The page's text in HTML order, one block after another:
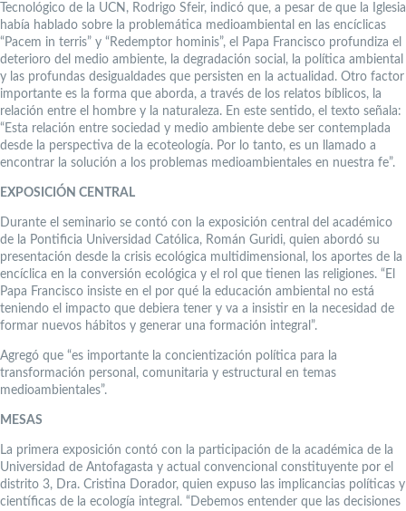
Tecnológico de la UCN, Rodrigo Sfeir, indicó que, a pesar de que la Iglesia
había hablado sobre la problemática medioambiental en las encíclicas
“Pacem in terris” y “Redemptor hominis”, el Papa Francisco profundiza el
deterioro del medio ambiente, la degradación social, la política ambiental
y las profundas desigualdades que persisten en la actualidad. Otro factor
importante es la forma que aborda, a través de los relatos bíblicos, la
relación entre el hombre y la naturaleza. En este sentido, el texto señala:
“Esta relación entre sociedad y medio ambiente debe ser contemplada
desde la perspectiva de la ecoteología. Por lo tanto, es un llamado a
encontrar la solución a los problemas medioambientales en nuestra fe”.
EXPOSICIÓN CENTRAL
Durante el seminario se contó con la exposición central del académico
de la Pontificia Universidad Católica, Román Guridi, quien abordó su
presentación desde la crisis ecológica multidimensional, los aportes de la
encíclica en la conversión ecológica y el rol que tienen las religiones. “El
Papa Francisco insiste en el por qué la educación ambiental no está
teniendo el impacto que debiera tener y va a insistir en la necesidad de
formar nuevos hábitos y generar una formación integral”.
Agregó que “es importante la concientización política para la
transformación personal, comunitaria y estructural en temas
medioambientales”.
MESAS
La primera exposición contó con la participación de la académica de la
Universidad de Antofagasta y actual convencional constituyente por el
distrito 3, Dra. Cristina Dorador, quien expuso las implicancias políticas y
científicas de la ecología integral. “Debemos entender que las decisiones